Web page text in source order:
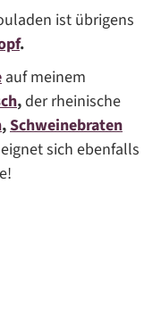
ist übrigens
.
auf meinem
,der rheinische
,Schweinebraten
eignet sich ebenfalls